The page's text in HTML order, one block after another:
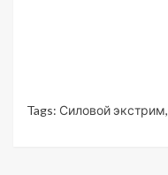
Tags: Силовой экстрим,